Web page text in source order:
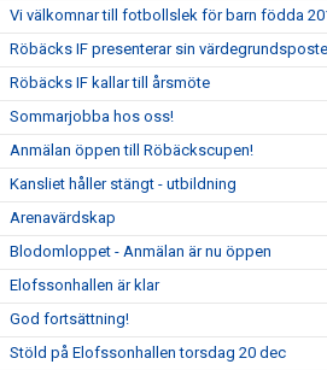
Vi välkomnar till fotbollslek för barn födda
Röbäcks IF presenterar sin
Röbäcks IF kallar till årsmöte
Sommarjobba hos oss!
Anmälan öppen till Röbäckscupen!
Kansliet håller stängt - utbildning
Arenavärdskap
Blodomloppet - Anmälan är nu öppen
Elofssonhallen är klar
God fortsättning!
Stöld på Elofssonhallen torsdag 20 dec